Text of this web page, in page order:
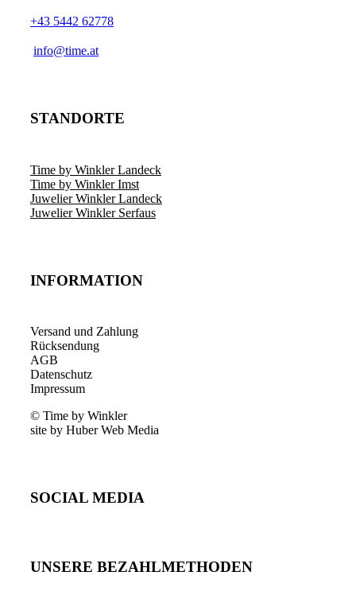
+43 5442 62778
info@time.at
STANDORTE
Time by Winkler Landeck
Time by Winkler Imst
Juwelier Winkler Landeck
Juwelier Winkler Serfaus
INFORMATION
Versand und Zahlung
Rücksendung
AGB
Datenschutz
Impressum
© Time by Winkler
site by Huber Web Media
SOCIAL MEDIA
UNSERE BEZAHLMETHODEN